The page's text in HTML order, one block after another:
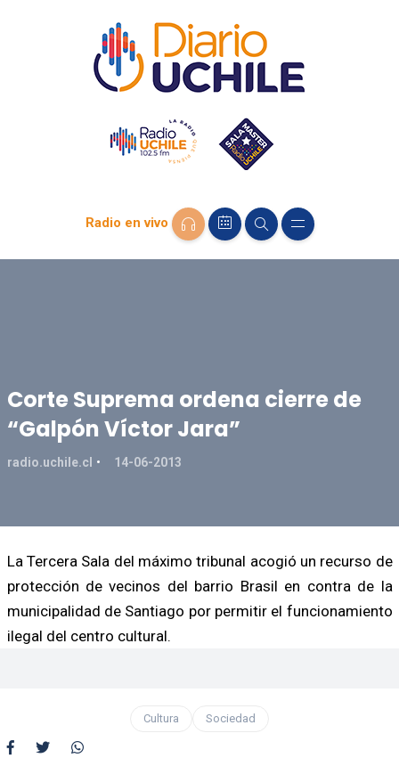
Radio en vivo
Corte Suprema ordena cierre de
“Galpón Víctor Jara”
radio.uchile.cl 14-06-2013
La Tercera Sala del máximo tribunal acogió un recurso de
protección de vecinos del barrio Brasil en contra de la
municipalidad de Santiago por permitir el funcionamiento
ilegal del centro cultural.
Cultura Sociedad